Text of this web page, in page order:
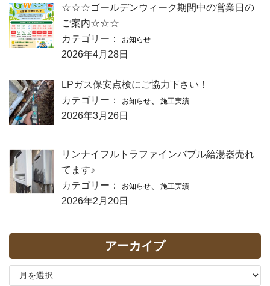
☆☆☆ゴールデンウィーク期間中の営業日の
ご案内☆☆☆
カテゴリー：
お知らせ
2026年4月28日
LPガス保安点検にご協力下さい！
カテゴリー：
お知らせ 施工実績
2026年3月26日
リンナイフルトラファインバブル給湯器売れ
てます♪
カテゴリー：
お知らせ 施工実績
2026年2月20日
アーカイブ